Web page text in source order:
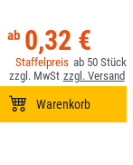
0,32 €
50